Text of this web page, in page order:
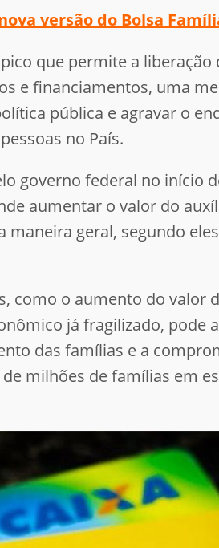
versão do Bolsa
que permite a liberação
e financiamentos, uma
pública e agravar o
no País.
governo federal no início
aumentar o valor do
maneira geral, segundo
como o aumento do valor
já fragilizado, pode
das famílias e a
milhões de famílias em